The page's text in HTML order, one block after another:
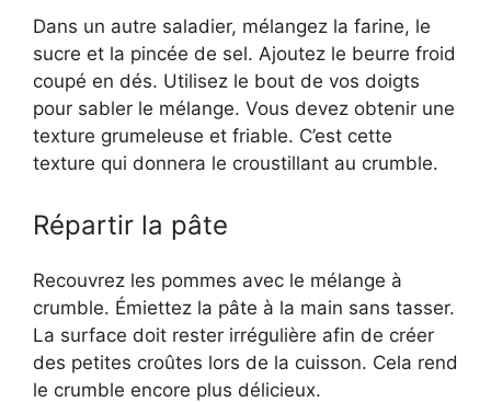
Dans un autre saladier, mélangez la farine, le
sucre et la pincée de sel. Ajoutez le beurre froid
coupé en dés. Utilisez le bout de vos doigts
pour sabler le mélange. Vous devez obtenir une
texture grumeleuse et friable. C’est cette
texture qui donnera le croustillant au crumble.
Répartir la pâte
Recouvrez les pommes avec le mélange à
crumble. Émiettez la pâte à la main sans tasser.
La surface doit rester irrégulière afin de créer
des petites croûtes lors de la cuisson. Cela rend
le crumble encore plus délicieux.